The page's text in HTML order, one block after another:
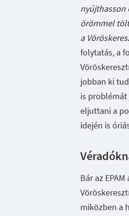
nyújthasson
örömmel
a
folytatás, a
jobban ki
is
eljuttani a
idején is
Bár az
miközben a